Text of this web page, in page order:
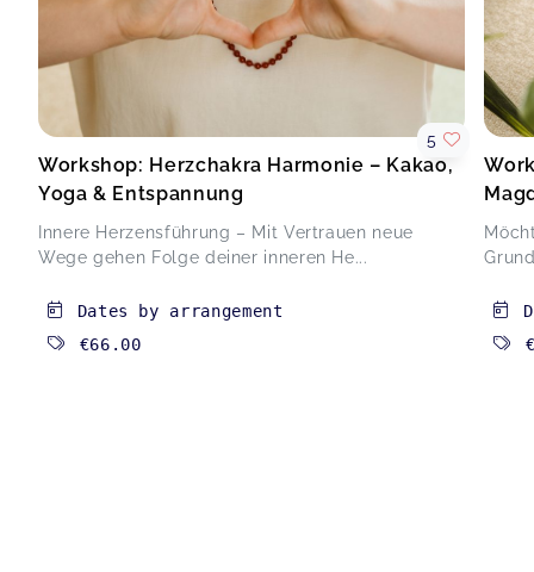
Workshop: Herzchakra Harmonie – Kakao,
Yoga & Entspannung
Innere Herzensführung – Mit Vertrauen neue
Wege gehen Folge deiner inneren He...
5
Dates by arrangement
€66.00